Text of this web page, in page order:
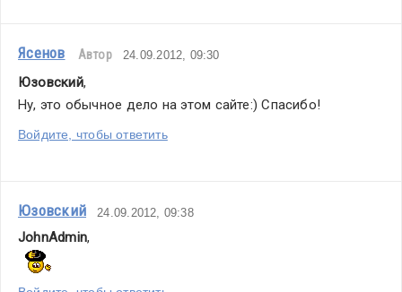
Ясенов Автор 24.09.2012, 09:30
Юзовский,
Ну, это обычное дело на этом сайте:) Спасибо!
Войдите, чтобы ответить
Юзовский 24.09.2012, 09:38
JohnAdmin,